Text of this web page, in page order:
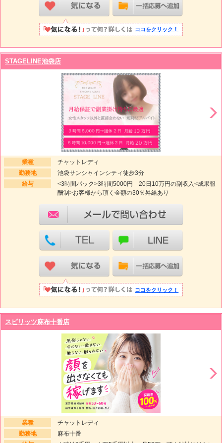
ココをクリック！
STAGELINE池袋店
業種
チャットレディ
勤務地
池袋サンシャインシティ徒歩3分
給与
<3時間パック>3時間5000円 20日10万円の副収入<成果報
酬制>お客様から頂く金額の30％昇給あり
ココをクリック！
スピリッツ麻布十番店
業種
チャットレディ
勤務地
麻布十番